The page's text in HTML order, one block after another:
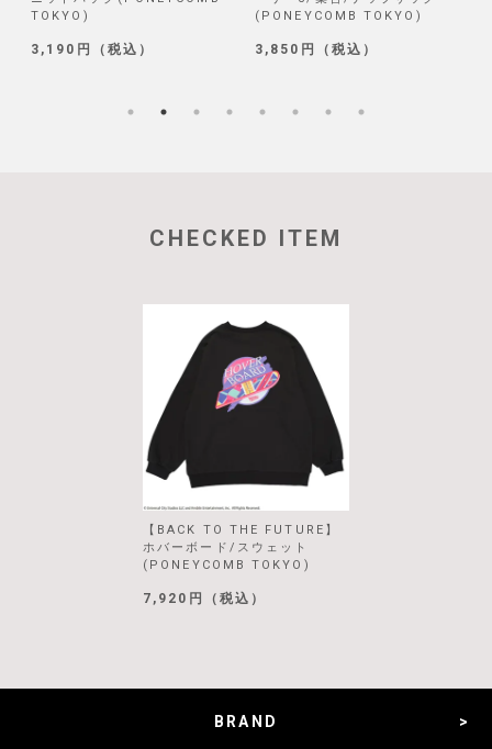
TOKYO)
3,190円（税込）
(PONEYCOMB TOKYO)
3,850円（税込）
CHECKED ITEM
【BACK TO THE FUTURE】
ホバーボード/スウェット
(PONEYCOMB TOKYO)
7,920円（税込）
BRAND